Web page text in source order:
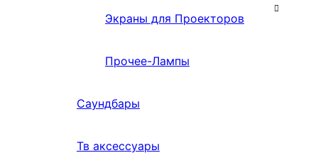
Экраны для Проекторов
Прочее-Лампы
Саундбары
Тв аксессуары